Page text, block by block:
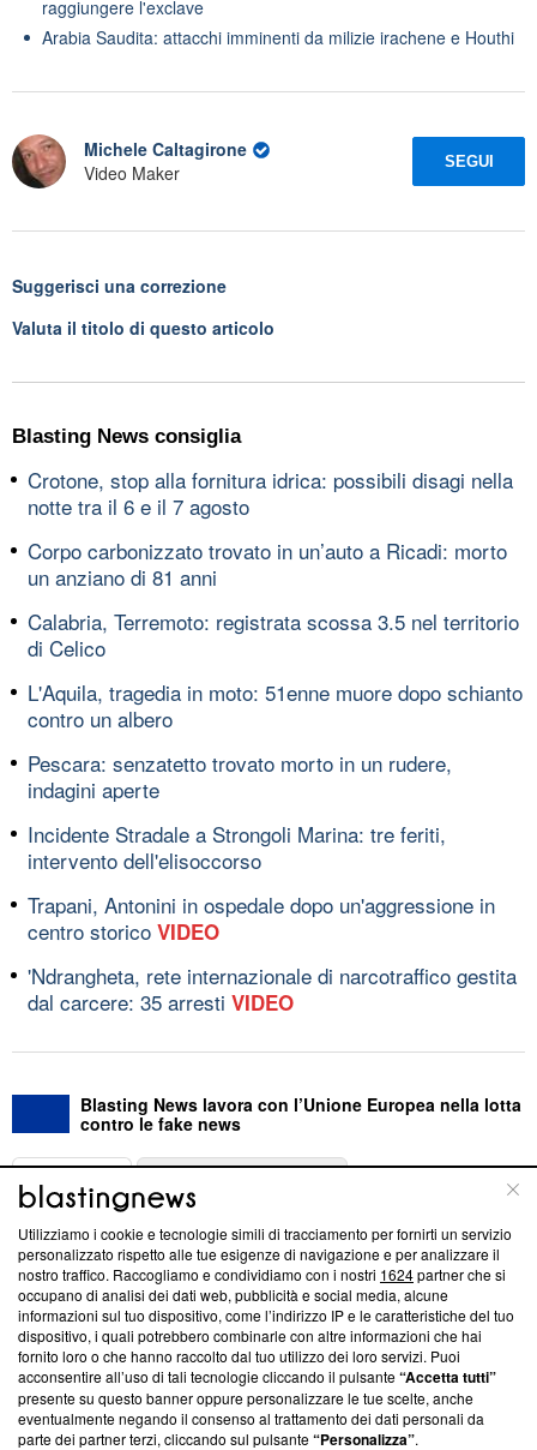
raggiungere l'exclave
Arabia Saudita: attacchi imminenti da milizie irachene e Houthi
Michele Caltagirone
Video Maker
SEGUI
Suggerisci una correzione
Valuta il titolo di questo articolo
Blasting News consiglia
Crotone, stop alla fornitura idrica: possibili disagi nella
notte tra il 6 e il 7 agosto
Corpo carbonizzato trovato in un’auto a Ricadi: morto
un anziano di 81 anni
Calabria, Terremoto: registrata scossa 3.5 nel territorio
di Celico
L'Aquila, tragedia in moto: 51enne muore dopo schianto
contro un albero
Pescara: senzatetto trovato morto in un rudere,
indagini aperte
Incidente Stradale a Strongoli Marina: tre feriti,
intervento dell'elisoccorso
Trapani, Antonini in ospedale dopo un'aggressione in
centro storico VIDEO
'Ndrangheta, rete internazionale di narcotraffico gestita
dal carcere: 35 arresti VIDEO
Blasting News lavora con l’Unione Europea nella lotta
contro le fake news
ABOUT
Questa sezione offre informazioni trasparenti su Blasting
News, sui nostri processi editoriali e su come ci impegniamo a
creare news di qualità. Inoltre, afferma la nostra aderenza a
‘Trust Project - News with Integrity’Blasting News non è
ancora membro del programma, ma ha richiesto di farne
parte; Trust Project non ha ancora effettuato una verifica di
conformità agli standard.
Utilizziamo i cookie e tecnologie simili di tracciamento per fornirti un servizio
personalizzato rispetto alle tue esigenze di navigazione e per analizzare il
nostro traffico. Raccogliamo e condividiamo con i nostri 1624partner che si
occupano di analisi dei dati web, pubblicità e social media, alcune
informazioni sul tuo dispositivo, come l’indirizzo IP e le caratteristiche del tuo
dispositivo, i quali potrebbero combinarle con altre informazioni che hai
fornito loro o che hanno raccolto dal tuo utilizzo dei loro servizi. Puoi
acconsentire all’uso di tali tecnologie cliccando il pulsante“Accetta tutti”
presente su questo banner oppure personalizzare le tue scelte, anche
eventualmente negando il consenso al trattamento dei dati personali da
parte dei partner terzi, cliccando sul pulsante“Personalizza”.